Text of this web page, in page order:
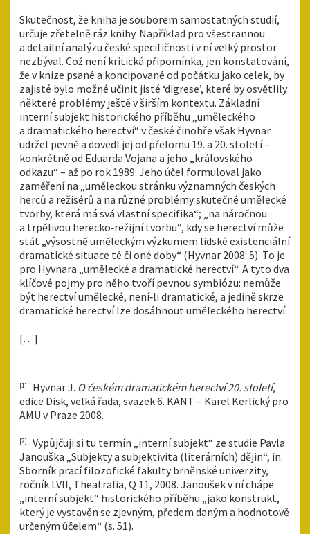
Skutečnost, že kniha je souborem samostatných studií,
určuje zřetelně ráz knihy. Například pro všestrannou
a detailní analýzu české specifičnosti v ní velký prostor
nezbýval. Což není kritická připomínka, jen konstatování,
že v knize psané a koncipované od počátku jako celek, by
zajisté bylo možné učinit jisté ‘digrese’, které by osvětlily
některé problémy ještě v širším kontextu. Základní
interní subjekt historického příběhu „uměleckého
a dramatického herectví“ v české činohře však Hyvnar
udržel pevně a dovedl jej od přelomu 19. a 20. století –
konkrétně od Eduarda Vojana a jeho „královského
odkazu“ – až po rok 1989. Jeho účel formuloval jako
zaměření na „uměleckou stránku významných českých
herců a režisérů a na různé problémy skutečné umělecké
tvorby, která má svá vlastní specifika“; „na náročnou
a trpělivou herecko‑režijní tvorbu“, kdy se herectví může
stát „výsostně uměleckým výzkumem lidské existenciální
dramatické situace té či oné doby“ (Hyvnar 2008: 5). To je
pro Hyvnara „umělecké a dramatické herectví“. A tyto dva
klíčové pojmy pro něho tvoří pevnou symbiózu: nemůže
být herectví umělecké, není‑li dramatické, a jedině skrze
dramatické herectví lze dosáhnout uměleckého herectví.
[…]
[1] Hyvnar J. O českém dramatickém herectví 20. století,
edice Disk, velká řada, svazek 6. KANT – Karel Kerlický pro
AMU v Praze 2008.
[2]
Vypůjčuji si tu termín „interní subjekt“ ze studie Pavla
Janouška „Subjekty a subjektivita (literárních) dějin“, in:
Sborník prací filozofické fakulty brněnské univerzity,
ročník LVII, Theatralia, Q 11, 2008. Janoušek v ní chápe
„interní subjekt“ historického příběhu „jako konstrukt,
který je vystavěn se zjevným, předem daným a hodnotově
určeným účelem“ (s. 51).